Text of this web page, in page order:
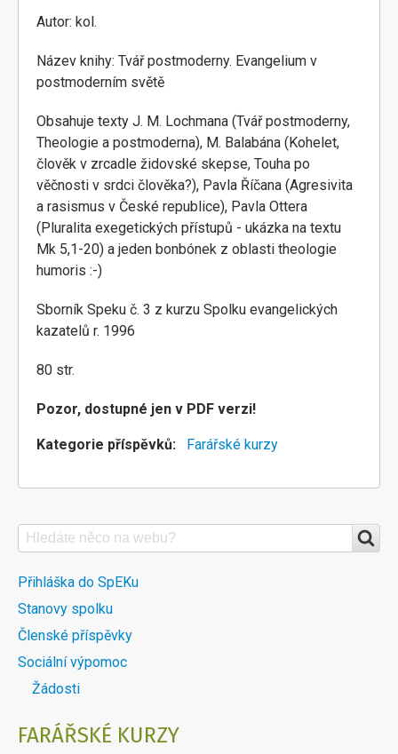
Autor: kol.
Název knihy: Tvář postmoderny. Evangelium v
postmoderním světě
Obsahuje texty J. M. Lochmana (Tvář postmoderny,
Theologie a postmoderna), M. Balabána (Kohelet,
člověk v zrcadle židovské skepse, Touha po
věčnosti v srdci člověka?), Pavla Říčana (Agresivita
a rasismus v České republice), Pavla Ottera
(Pluralita exegetických přístupů - ukázka na textu
Mk 5,1-20) a jeden bonbónek z oblasti theologie
humoris :-)
Sborník Speku č. 3 z kurzu Spolku evangelických
kazatelů r. 1996
80 str.
Pozor, dostupné jen v PDF verzi!
Kategorie příspěvků Farářské kurzy
VYHLEDÁVÁNÍ
NA
WEBU
Search
DALŠÍ
MENU
DOBLOKU
Přihláška do SpEKu
Stanovy spolku
Členské příspěvky
Sociální výpomoc
Žádosti
FARÁŘSKÉ KURZY